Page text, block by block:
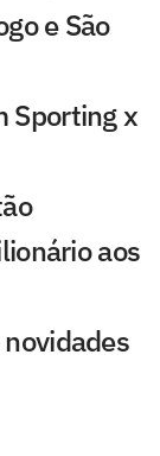
e São
Sporting x
aos